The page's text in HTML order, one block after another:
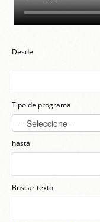
Desde
Tipo de programa
hasta
Buscar texto